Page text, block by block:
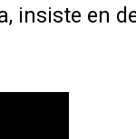
insiste en